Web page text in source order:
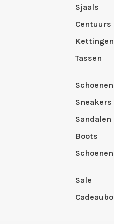
Sjaals
Centuurs
Kettingen
Tassen
Schoenen
Sneakers
Sandalen
Boots
Schoenen
Sale